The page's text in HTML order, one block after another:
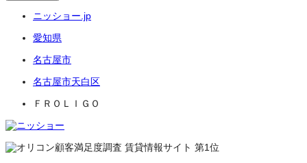
ニッショー.jp
愛知県
名古屋市
名古屋市天白区
ＦＲＯＬＩＧＯ